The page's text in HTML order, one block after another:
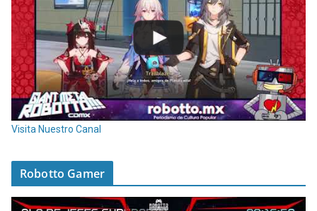
Visita Nuestro Canal
Robotto Gamer